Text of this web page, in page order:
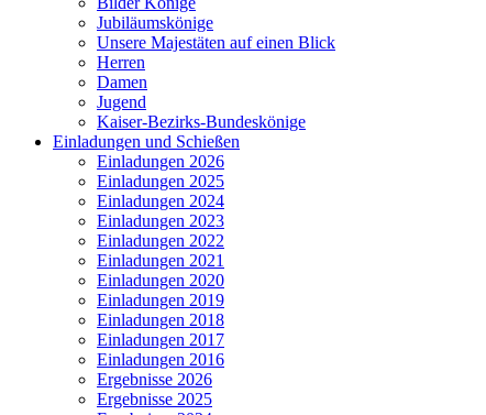
Jubiläumskönige
Unsere Majestäten auf einen Blick
Herren
Damen
Jugend
Kaiser-Bezirks-Bundeskönige
Einladungen und Schießen
Einladungen 2026
Einladungen 2025
Einladungen 2024
Einladungen 2023
Einladungen 2022
Einladungen 2021
Einladungen 2020
Einladungen 2019
Einladungen 2018
Einladungen 2017
Einladungen 2016
Ergebnisse 2026
Ergebnisse 2025